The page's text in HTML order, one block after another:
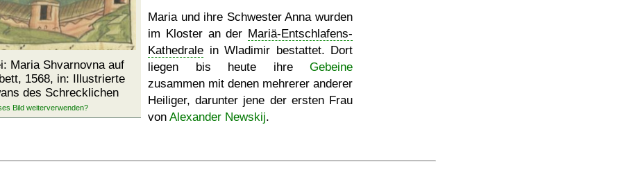
Maria Shvarnovna auf
1568, in: Illustrierte
des Schrecklichen
Maria und ihre Schwester Anna wurden
im Kloster an der Mariä-Entschlafens-
Kathedrale in Wladimir bestattet. Dort
liegen bis heute ihre Gebeine
zusammen mit denen mehrerer anderer
Heiliger, darunter jene der ersten Frau
von Alexander Newskij.